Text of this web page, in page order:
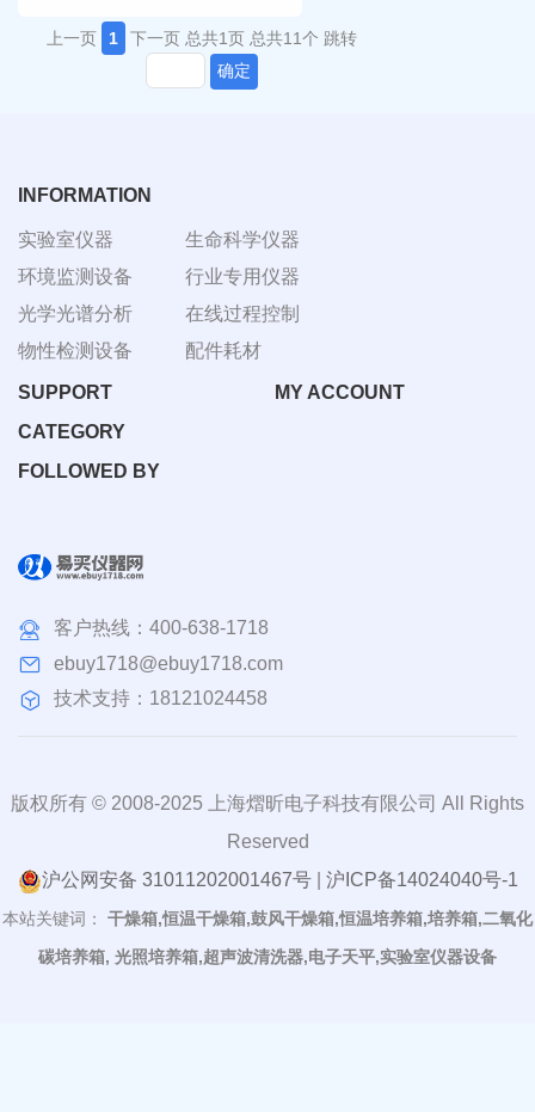
上一页 1 下一页 总共1页 总共11个 跳转
确定
INFORMATION
实验室仪器
环境监测设备
光学光谱分析
物性检测设备
生命科学仪器
行业专用仪器
在线过程控制
配件耗材
SUPPORT
MY ACCOUNT
CATEGORY
FOLLOWED BY
客户热线： 400-638-1718
ebuy1718@ebuy1718.com
技术支持：18121024458
版权所有 © 2008-2025 上海熠昕电子科技有限公司 All Rights
Reserved
沪公网安备 31011202001467号| 沪ICP备14024040号-1
本站关键词：
干燥箱,恒温干燥箱,鼓风干燥箱,恒温培养箱,培养箱,二氧化
碳培养箱, 光照培养箱,超声波清洗器,电子天平,实验室仪器设备